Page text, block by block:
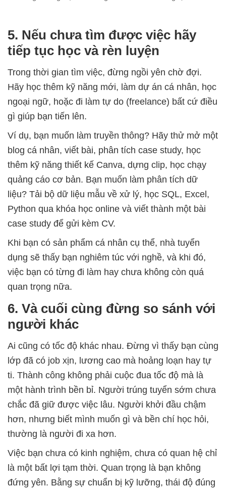
5. Nếu chưa tìm được việc hãy
tiếp tục học và rèn luyện
Trong thời gian tìm việc, đừng ngồi yên chờ đợi.
Hãy học thêm kỹ năng mới, làm dự án cá nhân, học
ngoại ngữ, hoặc đi làm tự do (freelance) bất cứ điều
gì giúp bạn tiến lên.
Ví dụ, bạn muốn làm truyền thông? Hãy thử mở một
blog cá nhân, viết bài, phân tích case study, học
thêm kỹ năng thiết kế Canva, dựng clip, học chạy
quảng cáo cơ bản. Bạn muốn làm phân tích dữ
liệu? Tải bộ dữ liệu mẫu về xử lý, học SQL, Excel,
Python qua khóa học online và viết thành một bài
case study để gửi kèm CV.
Khi bạn có sản phẩm cá nhân cụ thể, nhà tuyển
dụng sẽ thấy bạn nghiêm túc với nghề, và khi đó,
việc bạn có từng đi làm hay chưa không còn quá
quan trọng nữa.
6. Và cuối cùng đừng so sánh với
người khác
Ai cũng có tốc độ khác nhau. Đừng vì thấy bạn cùng
lớp đã có job xịn, lương cao mà hoảng loạn hay tự
ti. Thành công không phải cuộc đua tốc độ mà là
một hành trình bền bỉ. Người trúng tuyển sớm chưa
chắc đã giữ được việc lâu. Người khởi đầu chậm
hơn, nhưng biết mình muốn gì và bền chí học hỏi,
thường là người đi xa hơn.
Việc bạn chưa có kinh nghiệm, chưa có quan hệ chỉ
là một bất lợi tạm thời. Quan trọng là bạn không
đứng yên. Bằng sự chuẩn bị kỹ lưỡng, thái độ đúng